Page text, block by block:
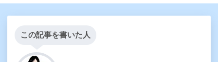
この記事を書いた人